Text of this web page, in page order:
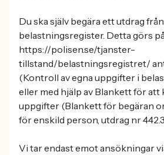
Du ska själv begära ett utdrag
belastningsregister. Detta görs
https://polisen.se/tjanster-
tillstand/belastningsregistret/
(Kontroll av egna uppgifter i
eller med hjälp av Blankett för
uppgifter (Blankett för begäran
för enskild person, utdrag nr
Vi tar endast emot ansökningar